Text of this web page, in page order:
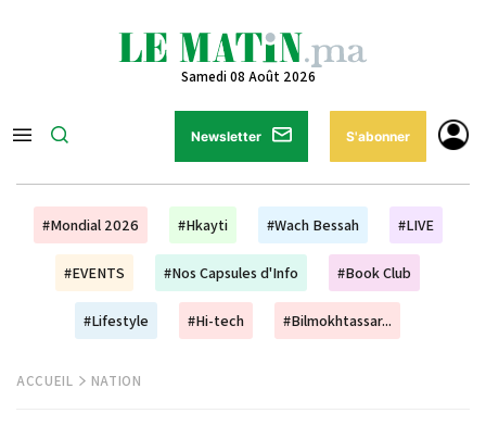
Samedi 08 Août 2026
Newsletter S'abonner
#Mondial 2026 #Hkayti #Wach Bessah #LIVE
#EVENTS #Nos Capsules d'Info #Book Club
#Lifestyle #Hi-tech #Bilmokhtassar...
ACCUEIL NATION